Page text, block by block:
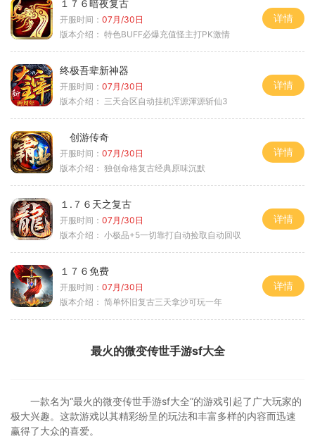
１７６暗夜复古
开服时间： 07月/30日
版本介绍： 特色BUFF必爆充值怪主打PK激情
详情
终极吾辈新神器
开服时间： 07月/30日
版本介绍： 三天合区自动挂机浑源渾源斩仙3
详情
创游传奇
开服时间： 07月/30日
版本介绍： 独创命格复古经典原味沉默
详情
１.７６天之复古
开服时间： 07月/30日
版本介绍： 小极品+5一切靠打自动捡取自动回収
详情
１７６免费
开服时间： 07月/30日
版本介绍： 简单怀旧复古三天拿沙可玩一年
详情
最火的微变传世手游sf大全
一款名为“最火的微变传世手游sf大全”的游戏引起了广大玩家的
极大兴趣。这款游戏以其精彩纷呈的玩法和丰富多样的内容而迅速
赢得了大众的喜爱。